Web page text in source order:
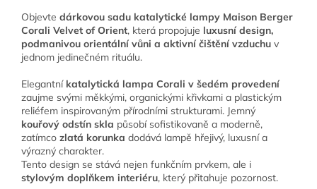
Objevte dárkovou sadu katalytické lampy Maison Berger
Corali Velvet of Orient, která propojuje luxusní design,
podmanivou orientální vůni a aktivní čištění vzduchu v
jednom jedinečném rituálu.
Elegantní katalytická lampa Corali v šedém provedení
zaujme svými měkkými, organickými křivkami a plastickým
reliéfem inspirovaným přírodními strukturami. Jemný
kouřový odstín skla působí sofistikovaně a moderně,
zatímco zlatá korunka dodává lampě hřejivý, luxusní a
výrazný charakter.
Tento design se stává nejen funkčním prvkem, ale i
stylovým doplňkem interiéru, který přitahuje pozornost.